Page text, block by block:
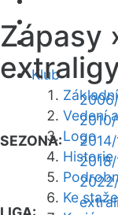
Klub
Vedení
Logo
Historie
Ke
Zápasy
SEZONA:
2010/
2014/
2018/